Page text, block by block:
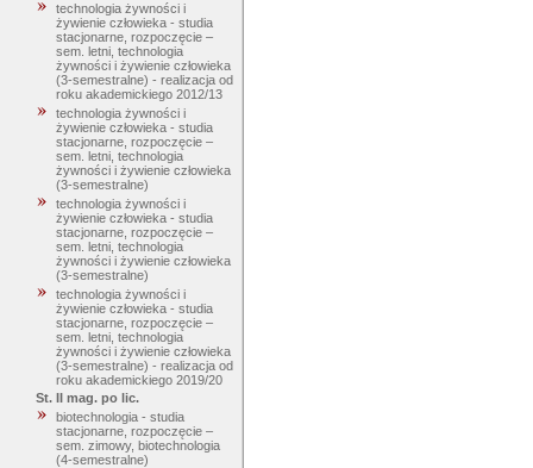
technologia żywności i
żywienie człowieka - studia
stacjonarne, rozpoczęcie –
sem. letni, technologia
żywności i żywienie człowieka
(3-semestralne) - realizacja od
roku akademickiego 2012/13
technologia żywności i
żywienie człowieka - studia
stacjonarne, rozpoczęcie –
sem. letni, technologia
żywności i żywienie człowieka
(3-semestralne)
technologia żywności i
żywienie człowieka - studia
stacjonarne, rozpoczęcie –
sem. letni, technologia
żywności i żywienie człowieka
(3-semestralne)
technologia żywności i
żywienie człowieka - studia
stacjonarne, rozpoczęcie –
sem. letni, technologia
żywności i żywienie człowieka
(3-semestralne) - realizacja od
roku akademickiego 2019/20
St. II mag. po lic.
biotechnologia - studia
stacjonarne, rozpoczęcie –
sem. zimowy, biotechnologia
(4-semestralne)